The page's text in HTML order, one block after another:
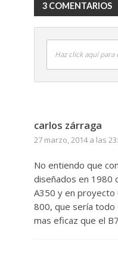
3 COMENTARIOS
Haz click aquí
carlos zárraga
27 marzo, 2014 a las
No entiendo que
diseñados en 1980
A350 y en proyecto
800, que sería todo
mas eficaz que el